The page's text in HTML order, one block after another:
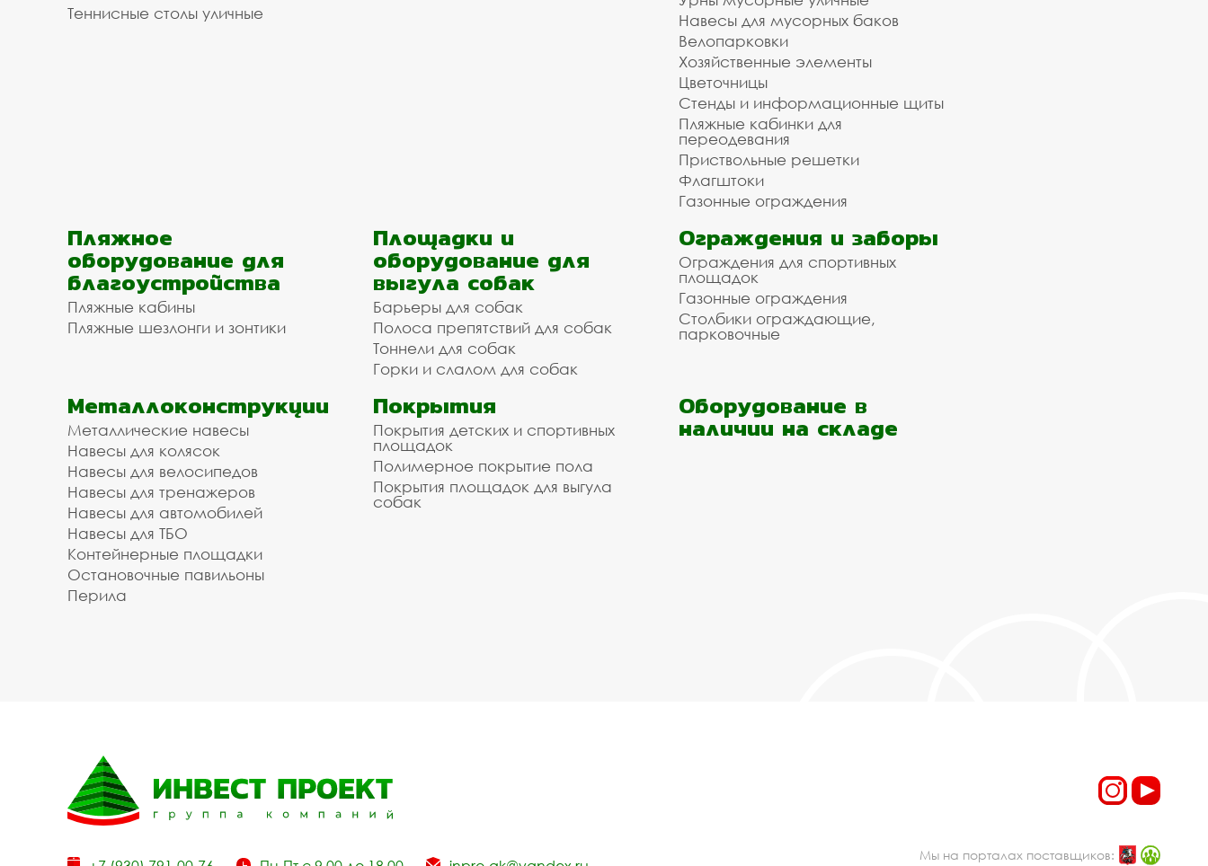
Теннисные столы уличные
Навесы для мусорных баков
Велопарковки
Хозяйственные элементы
Цветочницы
Стенды и информационные щиты
Пляжные кабинки для
переодевания
Приствольные решетки
Флагштоки
Газонные ограждения
Пляжное
оборудование для
благоустройства
Пляжные кабины
Пляжные шезлонги и зонтики
Площадки и
оборудование для
выгула собак
Барьеры для собак
Полоса препятствий для собак
Тоннели для собак
Горки и слалом для собак
Ограждения и заборы
Ограждения для спортивных
площадок
Газонные ограждения
Столбики ограждающие,
парковочные
Металлоконструкции
Металлические навесы
Навесы для колясок
Навесы для велосипедов
Навесы для тренажеров
Навесы для автомобилей
Навесы для ТБО
Контейнерные площадки
Остановочные павильоны
Перила
Покрытия
Покрытия детских и спортивных
площадок
Полимерное покрытие пола
Покрытия площадок для выгула
собак
Оборудование в
наличии на складе
Мы на порталах поставщиков: